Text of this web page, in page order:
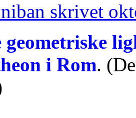
skrivet
geometriske
i Rom.